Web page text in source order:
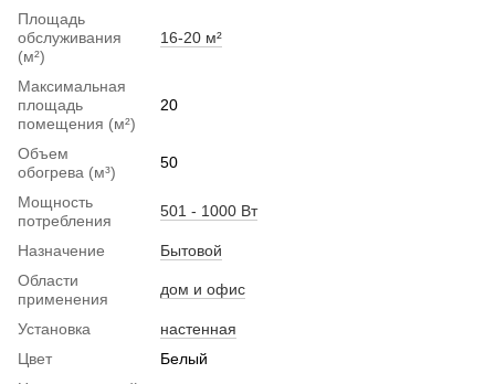
Площадь
обслуживания
(м²)
16-20 м²
Максимальная
площадь
помещения (м²)
20
Объем
обогрева (м³)
50
Мощность
потребления
501 - 1000 Вт
Назначение
Бытовой
Области
применения
дом и офис
Установка
настенная
Цвет
Белый